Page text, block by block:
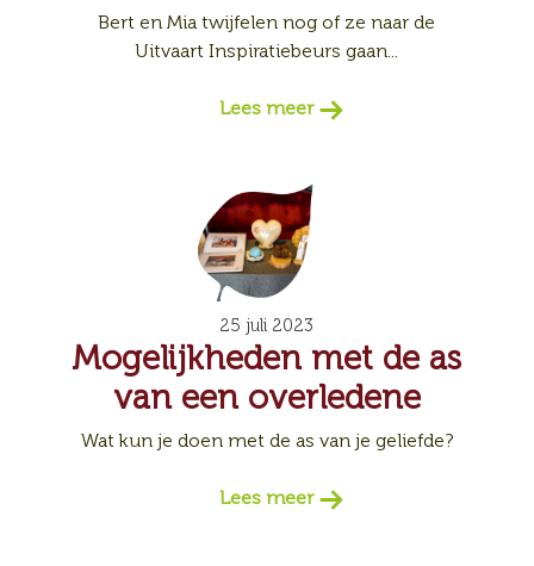
Bert en Mia twijfelen nog of ze naar de
Uitvaart Inspiratiebeurs gaan...
Lees meer
25 juli 2023
Mogelijkheden met de as
van een overledene
Wat kun je doen met de as van je geliefde?
Lees meer